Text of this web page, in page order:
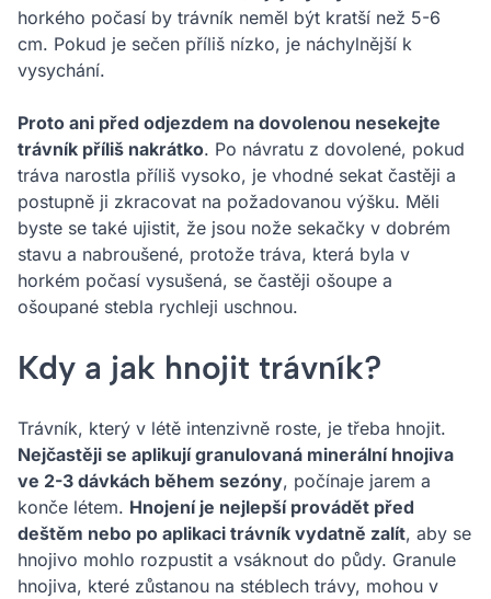
horkého počasí by trávník neměl být kratší než 5-6
cm. Pokud je sečen příliš nízko, je náchylnější k
vysychání.
Proto ani před odjezdem na dovolenou nesekejte
trávník příliš nakrátko. Po návratu z dovolené, pokud
tráva narostla příliš vysoko, je vhodné sekat častěji a
postupně ji zkracovat na požadovanou výšku. Měli
byste se také ujistit, že jsou nože sekačky v dobrém
stavu a nabroušené, protože tráva, která byla v
horkém počasí vysušená, se častěji ošoupe a
ošoupané stebla rychleji uschnou.
Kdy a jak hnojit trávník?
Trávník, který v létě intenzivně roste, je třeba hnojit.
Nejčastěji se aplikují granulovaná minerální hnojiva
ve 2-3 dávkách během sezóny, počínaje jarem a
konče létem. Hnojení je nejlepší provádět před
deštěm nebo po aplikaci trávník vydatně zalít, aby se
hnojivo mohlo rozpustit a vsáknout do půdy. Granule
hnojiva, které zůstanou na stéblech trávy, mohou v